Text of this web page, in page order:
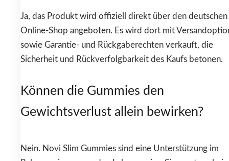
Ja, das Produkt wird offiziell direkt über den deutschen
Online-Shop angeboten. Es wird dort mit
sowie Garantie- und Rückgaberechten verkauft, die
Sicherheit und Rückverfolgbarkeit des Kaufs betonen.
Können die Gummies den
Gewichtsverlust allein bewirken?
Nein. Novi Slim Gummies sind eine Unterstützung im